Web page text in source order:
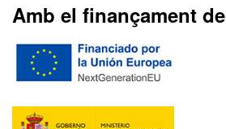
Amb el finançament de